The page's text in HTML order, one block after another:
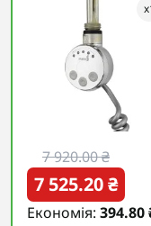
x
7 920.00 ₴
7 525.20 ₴
Економія: 394.80